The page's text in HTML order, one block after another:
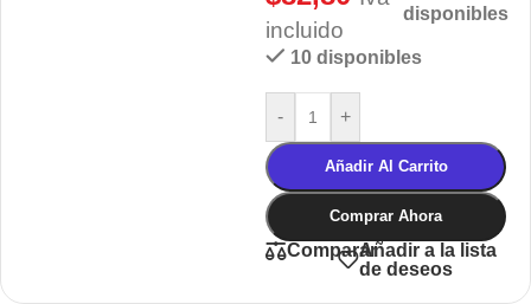
incluido
disponibles
10 disponibles
- +
Añadir Al Carrito
Comprar Ahora
CompararAñadir a la lista
de deseos